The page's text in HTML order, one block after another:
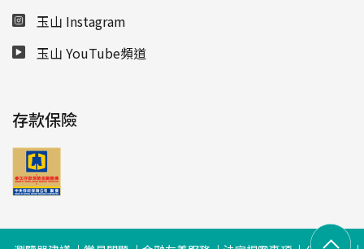
玉山 Instagram
玉山 YouTube頻道
存款保險